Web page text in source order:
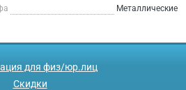
Металлические
для физ/юр.лиц
Скидки